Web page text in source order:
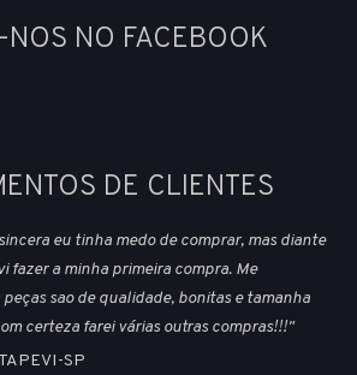
NOS NO FACEBOOK
DE CLIENTES
eu tinha medo de comprar, mas diante
fazer a minha primeira compra. Me
sao de qualidade, bonitas e tamanha
certeza farei várias outras compras!!!"
SP